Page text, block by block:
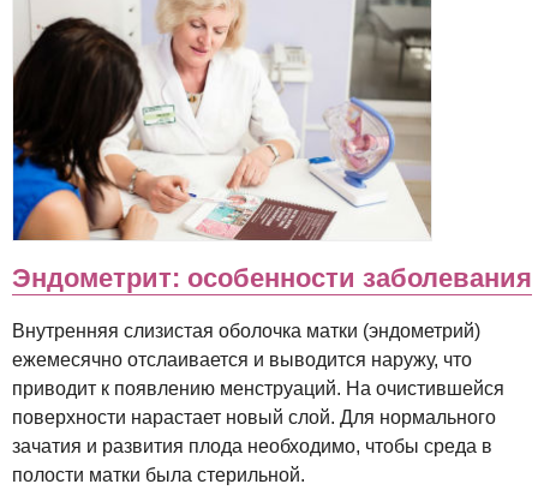
Эндометрит: особенности заболевания
Внутренняя слизистая оболочка матки (эндометрий)
ежемесячно отслаивается и выводится наружу, что
приводит к появлению менструаций. На очистившейся
поверхности нарастает новый слой. Для нормального
зачатия и развития плода необходимо, чтобы среда в
полости матки была стерильной.